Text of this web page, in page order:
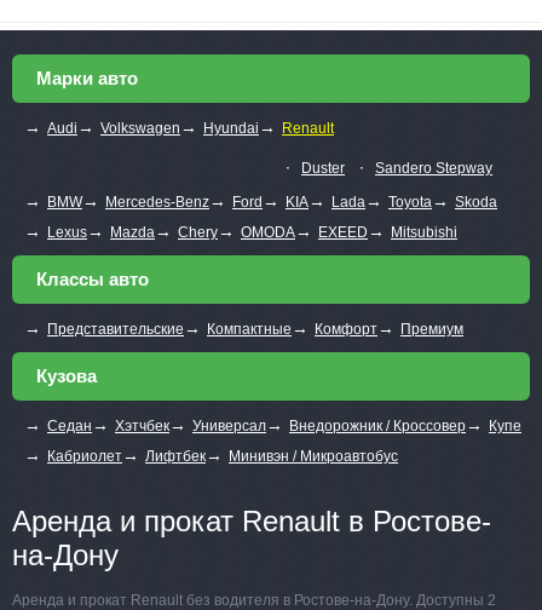
Марки авто
→ Audi → Volkswagen → Hyundai → Renault
∙ Duster ∙ Sandero Stepway
→ BMW→ Mercedes-Benz→ Ford → KIA→ Lada→ Toyota→ Skoda
→ Lexus→ Mazda→ Chery→ OMODA→ EXEED → Mitsubishi
Классы авто
→ Представительские → Компактные → Комфорт→ Премиум
Кузова
→ Седан → Хэтчбек→ Универсал→ Внедорожник / Кроссовер→ Купе
→ Кабриолет→ Лифтбек→ Минивэн / Микроавтобус
Аренда и прокат Renault в Ростове-
на-Дону
Аренда и прокат Renault без водителя в Ростове-на-Дону. Доступны 2